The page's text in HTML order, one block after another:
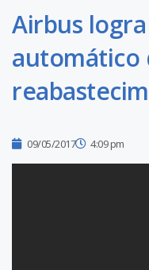
Airbus
automático
09/05/2017 4:09 pm